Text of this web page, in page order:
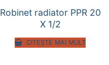
Robinet radiator PPR 20
X 1/2
CITEȘTE MAI MULT